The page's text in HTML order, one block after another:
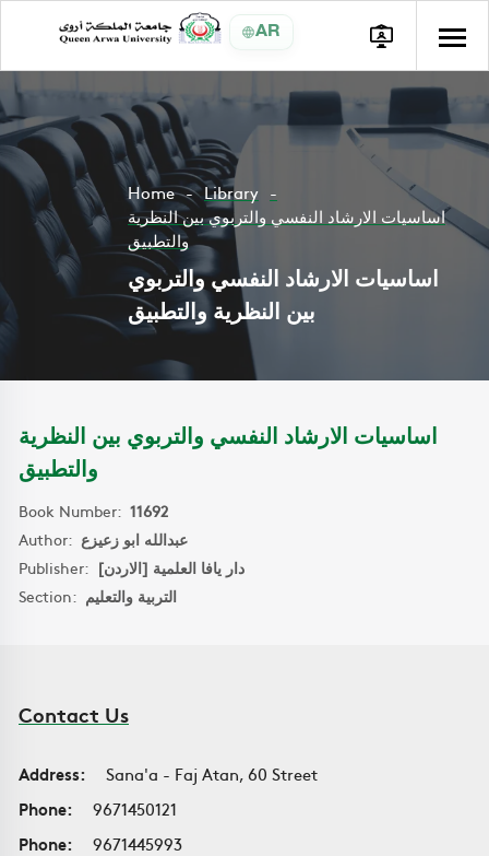
AR
Home
Library
اساسيات الارشاد النفسي والتربوي بين النظرية
والتطبيق
اساسيات الارشاد النفسي والتربوي
بين النظرية والتطبيق
اساسيات الارشاد النفسي والتربوي بين النظرية
والتطبيق
Book Number: 11692
Author: عبدالله ابو زعيزع
Publisher: دار يافا العلمية [الاردن]
Section: التربية والتعليم
Contact Us
Address:
Sana'a - Faj Atan, 60 Street
Phone:
9671450121
Phone:
9671445993